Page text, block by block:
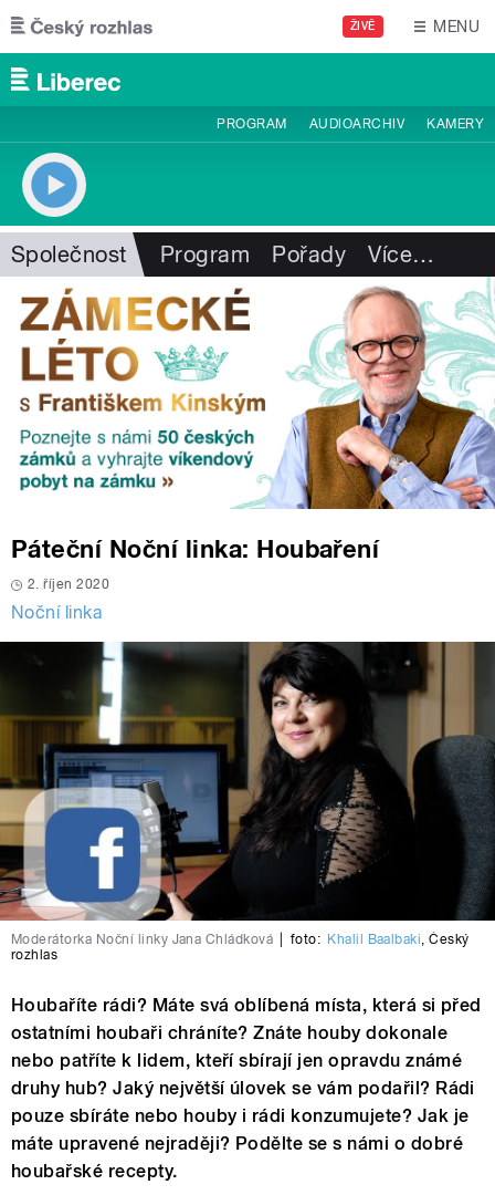
Přejít k hlavnímu obsahu
ŽIVĚ MENU
PROGRAM AUDIOARCHIV KAMERY
Společnost Program Pořady Více…
Páteční Noční linka: Houbaření
2. říjen 2020
Noční linka
Moderátorka Noční linky Jana Chládková foto: Khalil Baalbaki,Český
rozhlas
Houbaříte rádi? Máte svá oblíbená místa, která si před
ostatními houbaři chráníte? Znáte houby dokonale
nebo patříte k lidem, kteří sbírají jen opravdu známé
druhy hub? Jaký největší úlovek se vám podařil? Rádi
pouze sbíráte nebo houby i rádi konzumujete? Jak je
máte upravené nejraději? Podělte se s námi o dobré
houbařské recepty.